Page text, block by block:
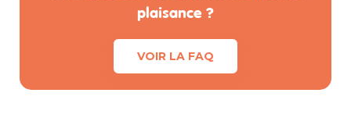
plaisance ?
VOIR LA FAQ